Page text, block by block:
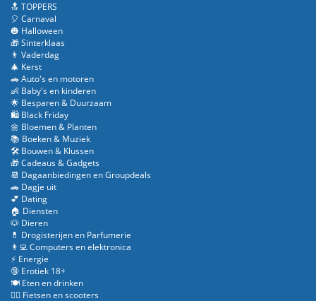
🔝 TOPPERS
🎈 Carnaval
🎃 Halloween
🎁 Sinterklaas
👨 Vaderdag
🎄 Kerst
🚗 Auto's en motoren
👶 Baby's en kinderen
🌟 Besparen & Duurzaam
🛍️ Black Friday
🌼 Bloemen & Planten
📚 Boeken & Muziek
🛠️ Bouwen & Klussen
🎁 Cadeaus & Gadgets
📆 Dagaanbiedingen en Groupdeals
🚗 Dagje uit
💕 Dating
🏠 Diensten
🐶 Dieren
💊 Drogisterijen en Parfumerie
👨‍💻 Computers en elektronica
⚡ Energie
🔞 Erotiek 18+
🍽️ Eten en drinken
🚴‍♂️ Fietsen en scooters